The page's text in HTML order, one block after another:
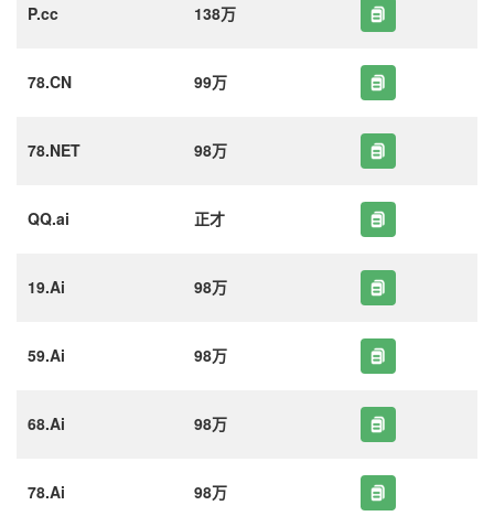
P.cc 138万
78.CN 99万
78.NET 98万
QQ.ai 正才
19.Ai 98万
59.Ai 98万
68.Ai 98万
78.Ai 98万